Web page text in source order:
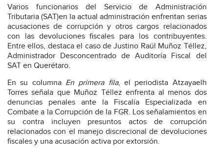
Varios funcionarios del Servicio de Administración
Tributaria (SAT)en la actual administración enfrentan serias
acusaciones de corrupción y otros cargos relacionados
con las devoluciones fiscales para los contribuyentes.
Entre ellos, destaca el caso de Justino Raúl Muñoz Téllez,
Administrador Desconcentrado de Auditoría Fiscal del
SAT en Querétaro.
En su columna En primera fila, el periodista Atzayaelh
Torres señala que Muñoz Téllez enfrenta al menos dos
denuncias penales ante la Fiscalía Especializada en
Combate a la Corrupción de la FGR. Los señalamientos en
su contra incluyen presuntos actos de corrupción
relacionados con el manejo discrecional de devoluciones
fiscales y una acusación activa por extorsión.